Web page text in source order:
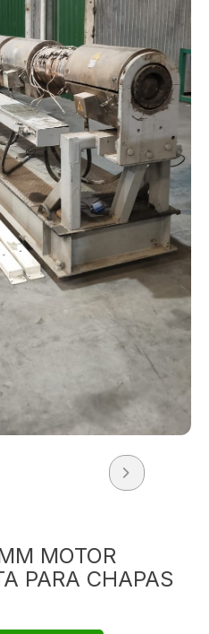
MOTOR
PARA CHAPAS